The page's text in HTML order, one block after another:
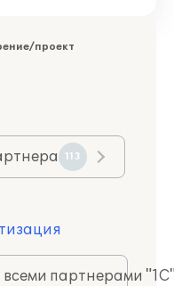
проект
113
партнерами